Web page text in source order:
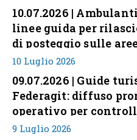
10.07.2026 |
linee guida per
di posteggio sulle
10 Luglio 2026
09.07.2026 | Guide
Federagit: diffuso
operativo per
professione
9 Luglio 2026